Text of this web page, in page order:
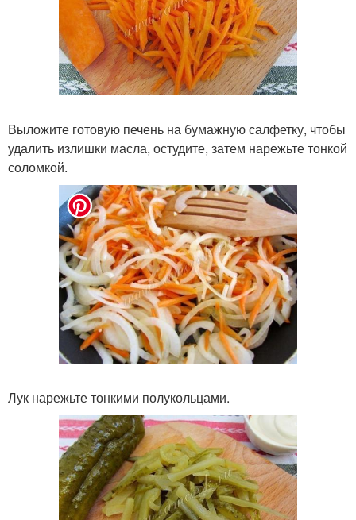
Выложите готовую печень на бумажную салфетку, чтобы
удалить излишки масла, остудите, затем нарежьте тонкой
соломкой.
Лук нарежьте тонкими полукольцами.